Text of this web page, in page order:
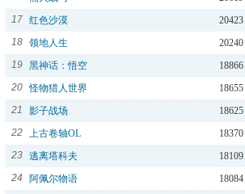
17
20423
红色沙漠
18
20240
领地人生
19
18866
黑神话：悟空
20
18655
怪物猎人世界
21
18625
影子战场
22
18370
上古卷轴OL
23
18109
逃离塔科夫
24
18084
阿佩尔物语